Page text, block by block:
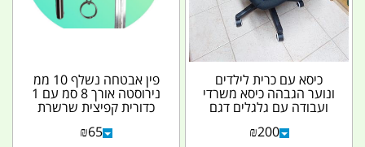
כיסא עם כרית לילדים
ונוער הגבהה כיסא משרדי
ועבודה עם גלגלים דגם
₪200
פין אבטחה נשלף 10 ממ
נירוסטה אורך 8 סמ עם 1
כדורית קפיצית שרשרת
עם טבעות קמפינג...
₪65